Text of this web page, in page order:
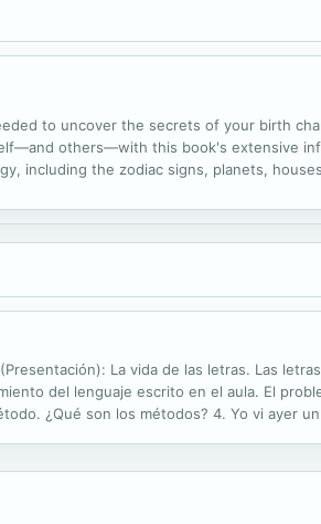
to uncover the secrets of your birth
others―with this book's extensive
including the zodiac signs, planets,
La vida de las letras. Las
del lenguaje escrito en el aula. El
¿Qué son los métodos? 4. Yo vi ayer